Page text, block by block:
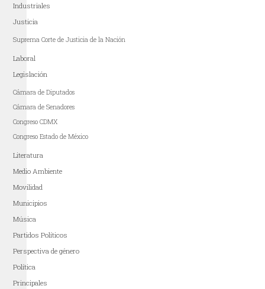
Industriales
Justicia
Suprema Corte de Justicia de la Nación
Laboral
Legislación
Cámara de Diputados
Cámara de Senadores
Congreso CDMX
Congreso Estado de México
Literatura
Medio Ambiente
Movilidad
Municipios
Música
Partidos Políticos
Perspectiva de género
Política
Principales